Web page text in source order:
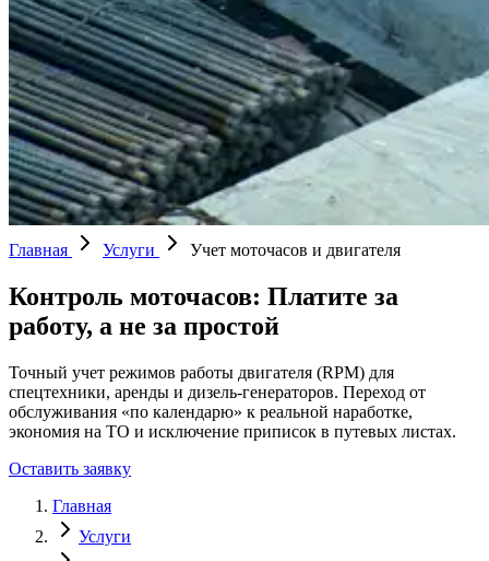
Главная Услуги Учет моточасов и двигателя
Контроль моточасов: Платите за
работу, а не за простой
Точный учет режимов работы двигателя (RPM) для
спецтехники, аренды и дизель-генераторов. Переход от
обслуживания «по календарю» к реальной наработке,
экономия на ТО и исключение приписок в путевых листах.
Оставить заявку
Главная
Услуги